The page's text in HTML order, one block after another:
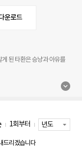
운로드
된 타환은 승냥과 아유를
1회부터
드리겠습니다